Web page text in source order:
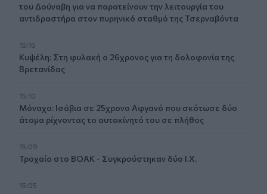
του Δούναβη για να παρατείνουν την λειτουργία του
αντιδραστήρα στον πυρηνικό σταθμό της Τσερναβόντα
15:16
Κυψέλη: Στη φυλακή ο 26χρονος για τη δολοφονία της
Βρετανίδας
15:10
Μόναχο: Ισόβια σε 25χρονο Αφγανό που σκότωσε δύο
άτομα ρίχνοντας το αυτοκίνητό του σε πλήθος
15:09
Τροχαίο στο ΒΟΑΚ - Συγκρούστηκαν δύο Ι.Χ.
15:05